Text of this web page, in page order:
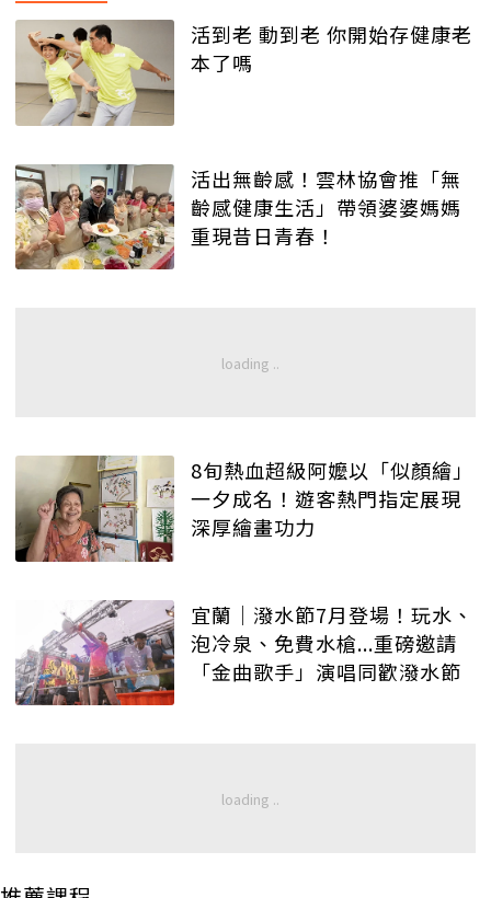
活到老 動到老 你開始存健康老
本了嗎
活出無齡感！雲林協會推「無
齡感健康生活」帶領婆婆媽媽
重現昔日青春！
8旬熱血超級阿嬤以「似顏繪」
一夕成名！遊客熱門指定展現
深厚繪畫功力
宜蘭│潑水節7月登場！玩水、
泡冷泉、免費水槍...重磅邀請
「金曲歌手」演唱同歡潑水節